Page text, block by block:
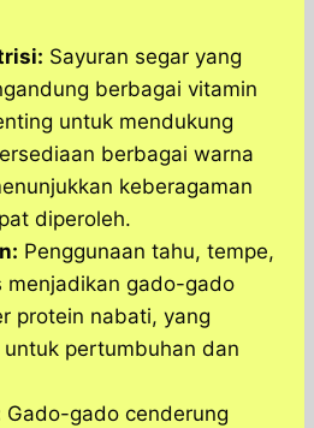
Sayuran segar yang
berbagai vitamin
untuk mendukung
berbagai warna
keberagaman
diperoleh.
Penggunaan tahu, tempe,
menjadikan gado-gado
protein nabati, yang
pertumbuhan dan
Gado-gado cenderung